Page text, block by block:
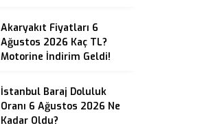
Akaryakıt Fiyatları 6
Ağustos 2026 Kaç TL?
Motorine İndirim Geldi!
İstanbul Baraj Doluluk
Oranı 6 Ağustos 2026 Ne
Kadar Oldu?